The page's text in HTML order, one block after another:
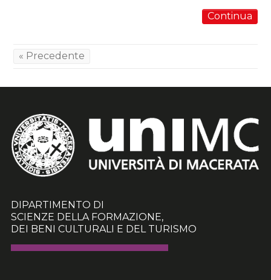
Continua
« Precedente
DIPARTIMENTO DI
SCIENZE DELLA FORMAZIONE,
DEI BENI CULTURALI E DEL TURISMO